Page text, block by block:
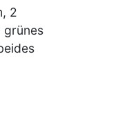
2
grünes